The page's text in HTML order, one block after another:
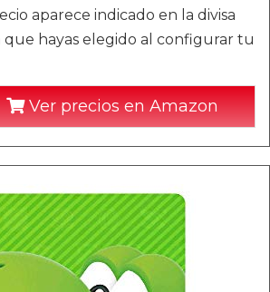
aparece indicado en la divisa
que hayas elegido al configurar tu
Ver precios en Amazon